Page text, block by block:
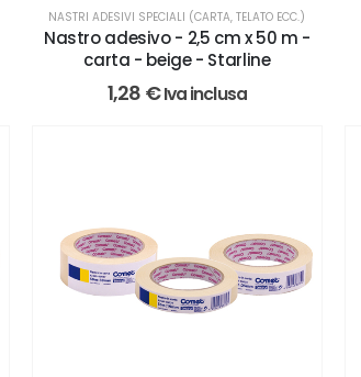
NASTRI ADESIVI SPECIALI (CARTA, TELATO ECC.)
Nastro adesivo - 2,5 cm x 50 m -
carta - beige - Starline
1,28 €Iva inclusa